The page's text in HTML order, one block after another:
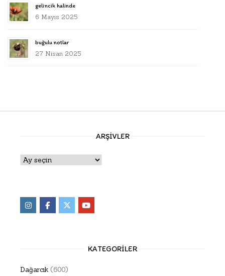
gelincik halinde
6 Mayıs 2025
buğulu notlar
27 Nisan 2025
ARŞIVLER
Arşivler
KATEGORILER
Dağarcık (600)